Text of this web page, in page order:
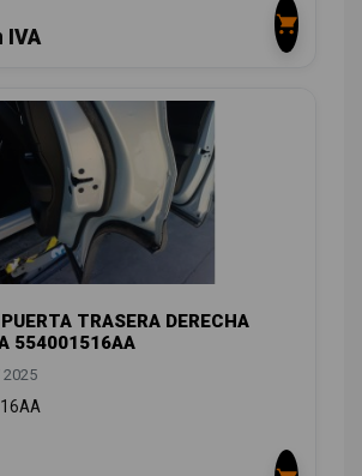
IVA
TRASERA DERECHA
554001516AA
2025